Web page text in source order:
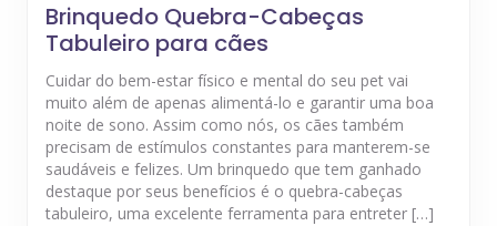
Brinquedo Quebra-Cabeças
Tabuleiro para cães
Cuidar do bem-estar físico e mental do seu pet vai
muito além de apenas alimentá-lo e garantir uma boa
noite de sono. Assim como nós, os cães também
precisam de estímulos constantes para manterem-se
saudáveis e felizes. Um brinquedo que tem ganhado
destaque por seus benefícios é o quebra-cabeças
tabuleiro, uma excelente ferramenta para entreter […]